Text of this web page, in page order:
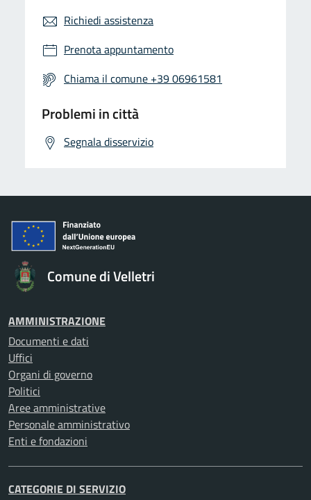
Richiedi assistenza
Prenota appuntamento
Chiama il comune +39 06961581
Problemi in città
Segnala disservizio
Comune di Velletri
AMMINISTRAZIONE
Documenti e dati
Uffici
Organi di governo
Politici
Aree amministrative
Personale amministrativo
Enti e fondazioni
CATEGORIE DI SERVIZIO